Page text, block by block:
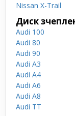
Nissan X-Trail
Диск
Audi 100
Audi 80
Audi 90
Audi A3
Audi A4
Audi A6
Audi A8
Audi TT